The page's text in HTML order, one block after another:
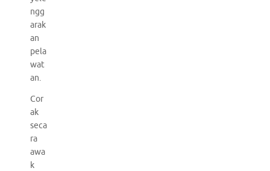
ngg
arak
an
pela
wat
an.
Cor
ak
seca
ra
awa
k